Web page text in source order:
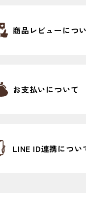
商品レビューにつ
お支払いについて
LINE ID連携につい